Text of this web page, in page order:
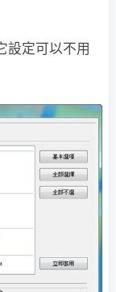
設定可以不用